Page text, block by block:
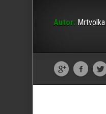
Autor: Mrtvolka